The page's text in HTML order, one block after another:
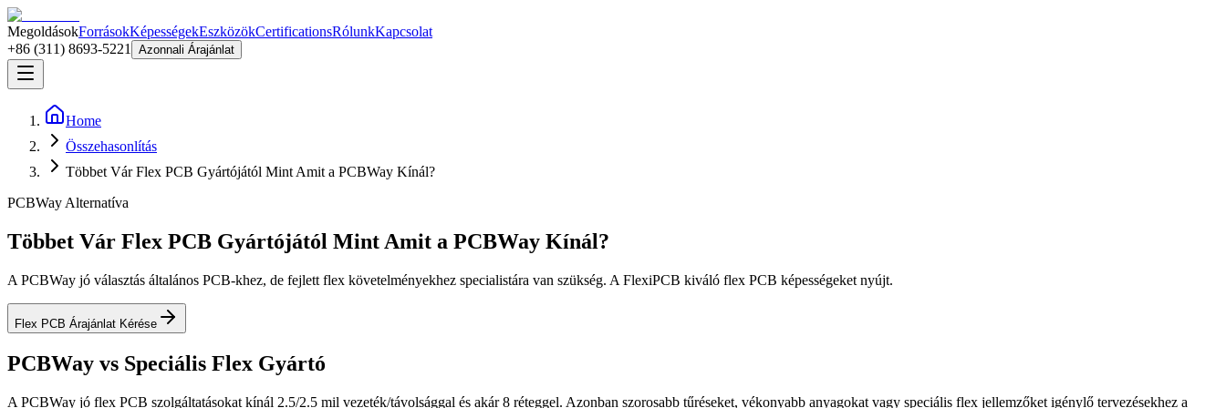
MegoldásokForrásokKépességekEszközökCertificationsRólunkKapcsolat
+86 (311) 8693-5221
Azonnali Árajánlat
Home
Összehasonlítás
Többet Vár Flex PCB Gyártójától Mint Amit a PCBWay Kínál?
PCBWay Alternatíva
Többet Vár Flex PCB Gyártójától Mint Amit a PCBWay Kínál?
A PCBWay jó választás általános PCB-khez, de fejlett flex követelményekhez specialistára van szükség. A FlexiPCB kiváló flex PCB képességeket nyújt.
Flex PCB Árajánlat Kérése
PCBWay vs Speciális Flex Gyártó
A PCBWay jó flex PCB szolgáltatásokat kínál 2.5/2.5 mil vezeték/távolsággal és akár 8 réteggel. Azonban szorosabb tűréseket, vékonyabb anyagokat vagy speciális flex jellemzőket igénylő tervezésekhez a